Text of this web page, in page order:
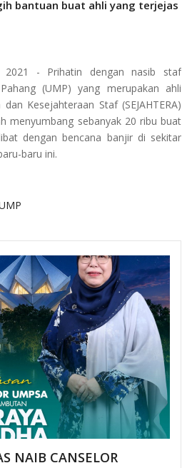
bantuan buat ahli yang terjejas
2021 - Prihatin dengan nasib staf
(UMP) yang merupakan ahli
Kesejahteraan Staf (SEJAHTERA)
menyumbang sebanyak 20 ribu buat
dengan bencana banjir di sekitar
baru ini.
NAIB CANSELOR